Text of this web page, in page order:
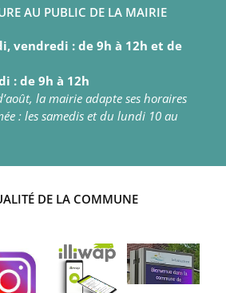
AU PUBLIC DE LA MAIRIE
vendredi : de 9h à 12h et de
: de 9h à 12h
la mairie adapte ses horaires
: les samedis et du lundi 10 au
DE LA COMMUNE